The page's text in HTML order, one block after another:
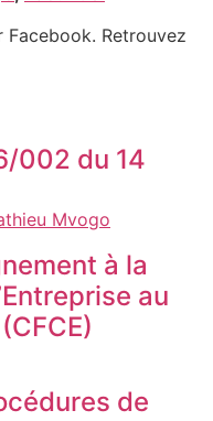
Facebook. Retrouvez
002 du 14
Mvogo
à la
au
de